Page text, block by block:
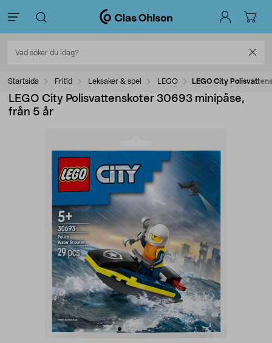
Startsida Fritid Leksaker & spel LEGO LEGO City
LEGO City Polisvattenskoter 30693 minipåse,
från 5 år